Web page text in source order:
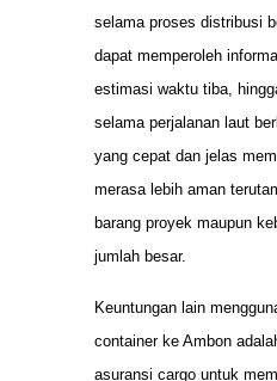
selama proses distribusi
dapat memperoleh
estimasi waktu tiba,
selama perjalanan laut
yang cepat dan jelas
merasa lebih aman
barang proyek maupun
jumlah besar.
Keuntungan lain
container ke Ambon
asuransi cargo untuk